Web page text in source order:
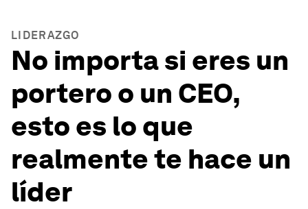
LIDERAZGO
No importa si eres un
portero o un CEO,
esto es lo que
realmente te hace un
líder